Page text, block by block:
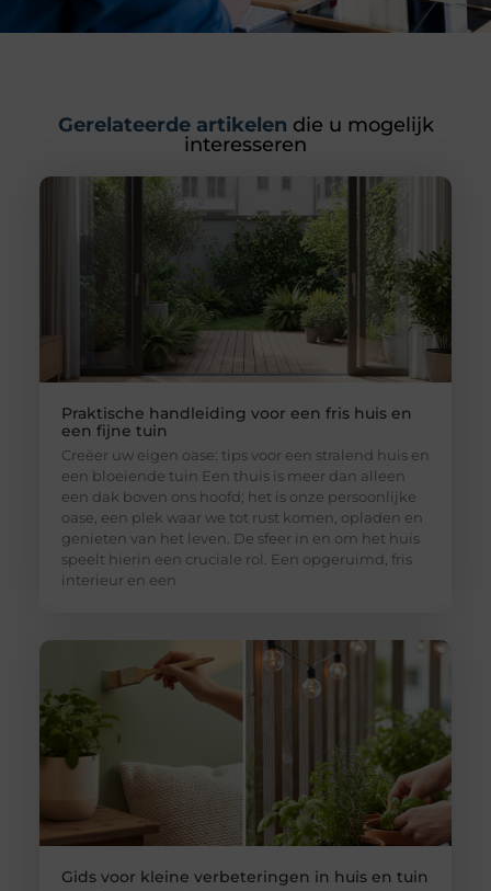
Gerelateerde artikelen die u mogelijk
interesseren
Praktische handleiding voor een fris huis en
een fijne tuin
Creëer uw eigen oase: tips voor een stralend huis en
een bloeiende tuin Een thuis is meer dan alleen
een dak boven ons hoofd; het is onze persoonlijke
oase, een plek waar we tot rust komen, opladen en
genieten van het leven. De sfeer in en om het huis
speelt hierin een cruciale rol. Een opgeruimd, fris
interieur en een
Gids voor kleine verbeteringen in huis en tuin